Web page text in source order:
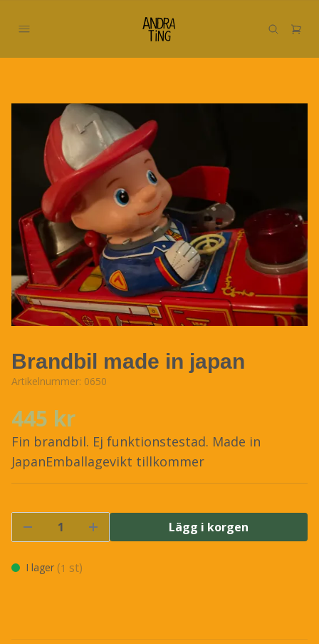
Brandbil made in japan
Artikelnummer: 0650
445 kr
Fin brandbil. Ej funktionstestad. Made in
JapanEmballagevikt tillkommer
Lägg i korgen
I lager (1 st)